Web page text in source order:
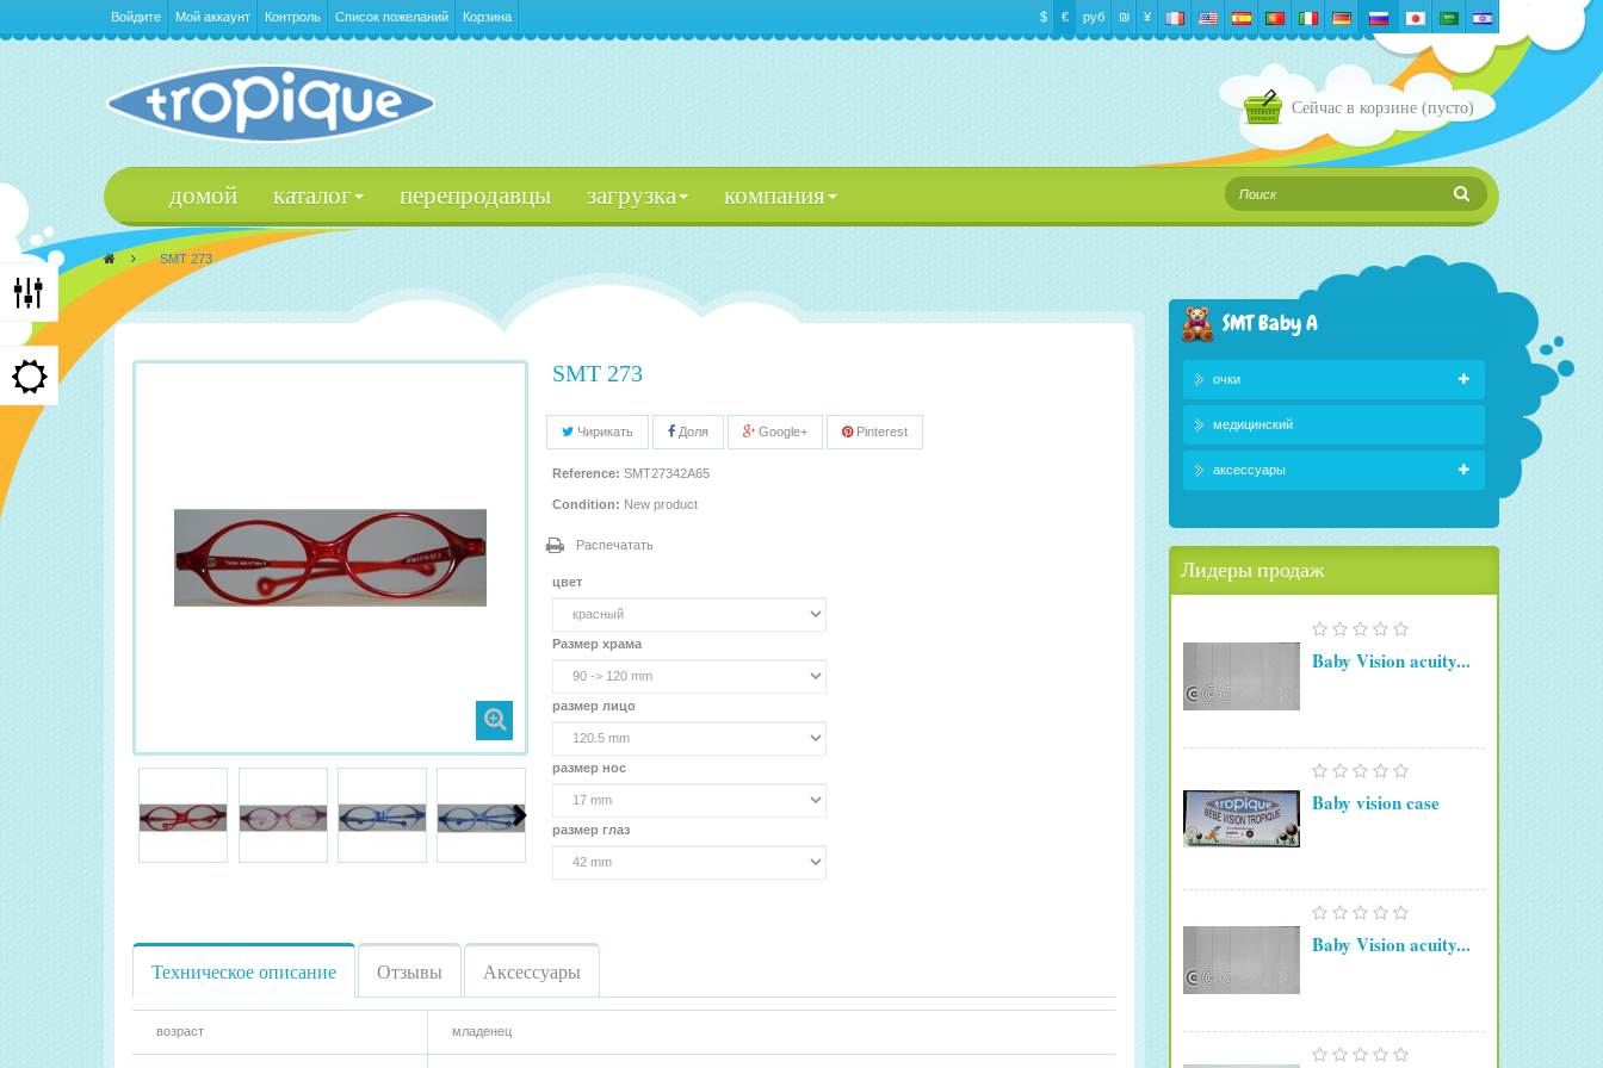
$ € руб ₪‎ ¥
Войдите Мой аккаунт Контроль Список пожеланий Корзина
Сейчас в корзине (пусто)
домой каталог перепродавцы загрузка компания
> SMT 273
SMT 273
Чирикать Доля Google+ Pinterest
Reference: SMT27342A65
Condition: New product
Распечатать
цвет
Размер храма
размер лицо
размер нос
размер глаз
Техническое описание Отзывы Аксессуары
возраст младенец
SMT Baby A
очки
медицинский
аксессуары
Лидеры продаж
Baby Vision acuity...
Baby vision case
Baby Vision acuity...